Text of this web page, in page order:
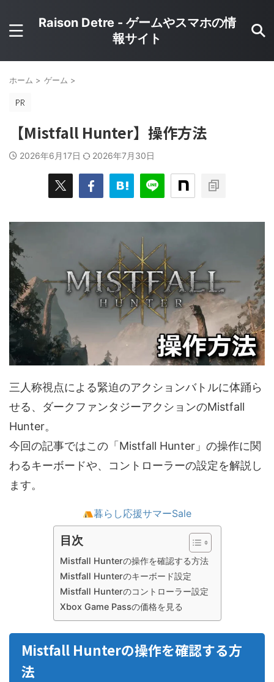
Raison Detre - ゲームやスマホの情
報サイト
ホーム > ゲーム >
【Mistfall Hunter】操作方法
2026年6月17日 2026年7月30日
三人称視点による緊迫のアクションバトルに体踊ら
せる、ダークファンタジーアクションのMistfall
Hunter。
今回の記事ではこの「Mistfall Hunter」の操作に関
わるキーボードや、コントローラーの設定を解説し
ます。
暮らし応援サマーSale
目次
Mistfall Hunterの操作を確認する方法
Mistfall Hunterのキーボード設定
Mistfall Hunterのコントローラー設定
Xbox Game Passの価格を見る
Mistfall Hunterの操作を確認する方
法